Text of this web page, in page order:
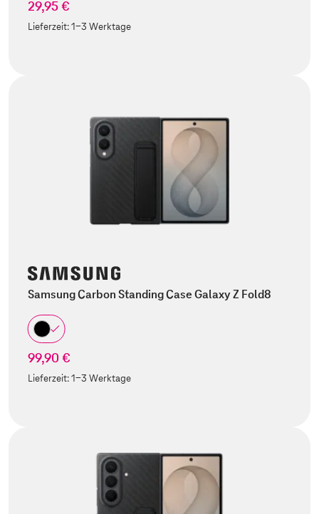
29,95 €
Lieferzeit:1-3 Werktage
Samsung Carbon Standing Case Galaxy Z Fold8
99,90 €
Lieferzeit:1-3 Werktage